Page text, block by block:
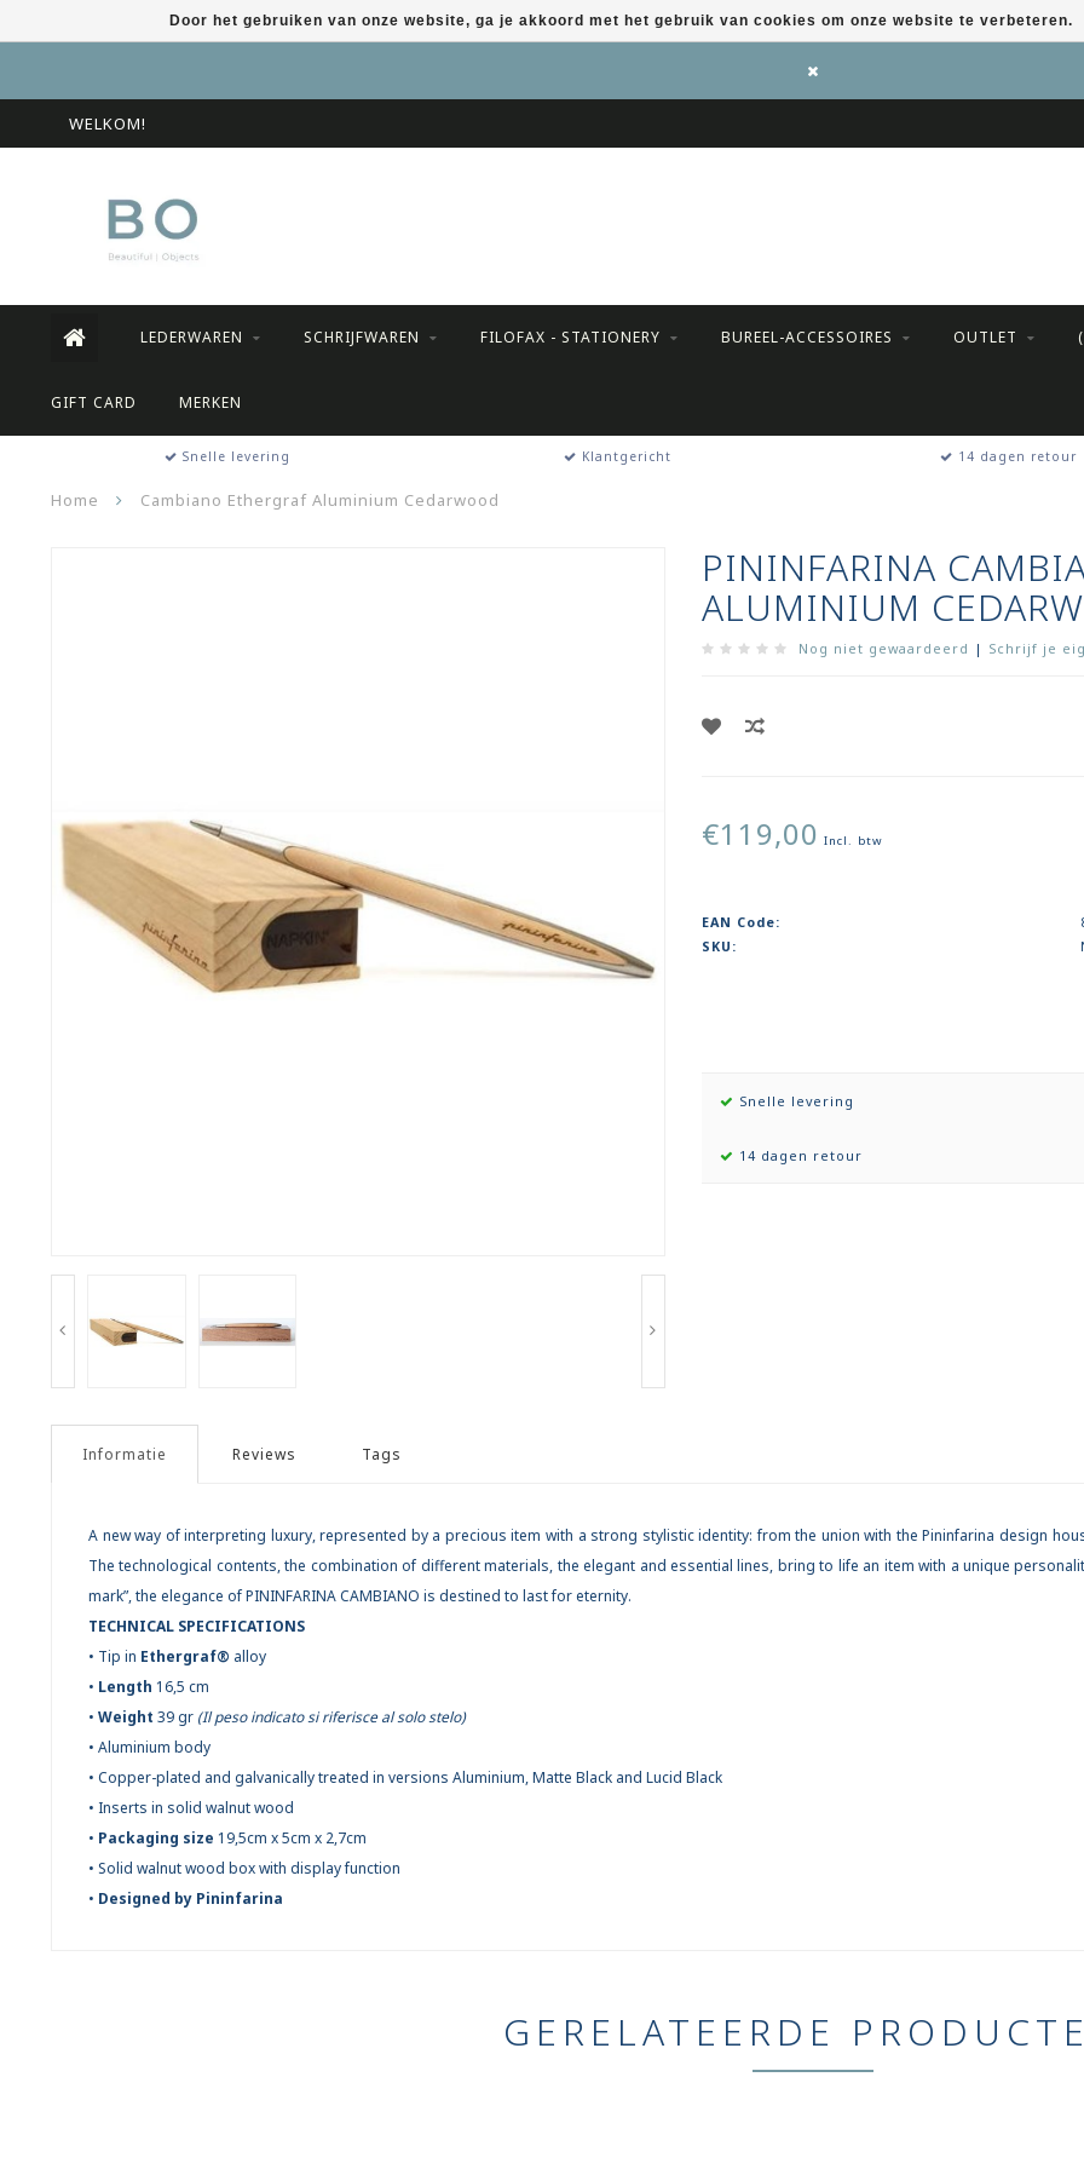
WELKOM!
LEDERWAREN SCHRIJFWAREN FILOFAX - STATIONERY BUREEL-ACCESSOIRES OUTLET
GIFT CARD MERKEN
Snelle levering Klantgericht 14 dagen retour
Home Cambiano Ethergraf Aluminium Cedarwood
PININFARINA
ALUMINIUM
Nog niet gewaardeerd | Schrijf je
€119,00 Incl. btw
EAN Code:
SKU:
Snelle levering
14 dagen retour
Informatie Reviews Tags
A new way of interpreting luxury, represented by a precious item with a strong stylistic identity: from the union with the Pininfarina design
The technological contents, the combination of different materials, the elegant and essential lines, bring to life an item with a unique
mark”, the elegance of PININFARINA CAMBIANO is destined to last for eternity.
TECHNICAL SPECIFICATIONS
• Tip in Ethergraf® alloy
• Length 16,5 cm
• Weight 39 gr (Il peso indicato si riferisce al solo stelo)
• Aluminium body
• Copper-plated and galvanically treated in versions Aluminium, Matte Black and Lucid Black
• Inserts in solid walnut wood
• Packaging size 19,5cm x 5cm x 2,7cm
• Solid walnut wood box with display function
• Designed by Pininfarina
GERELATEERDE
Door het gebruiken van onze website, ga je akkoord met het gebruik van cookies om onze website te verbeteren.